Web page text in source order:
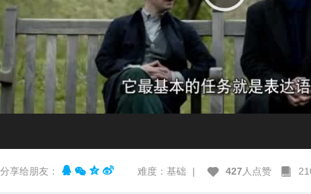
分享给朋友： 难度：基础 | 427 人点赞